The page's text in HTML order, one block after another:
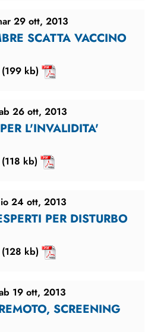
29 ott, 2013
SCATTA VACCINO
(199 kb)
26 ott, 2013
L'INVALIDITA'
(118 kb)
24 ott, 2013
PER DISTURBO
(128 kb)
19 ott, 2013
SCREENING